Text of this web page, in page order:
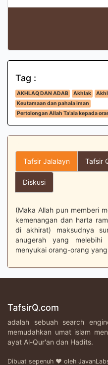
Tag :
AKHLAQ DAN ADAB Akhlak
Keutamaan dan pahala iman
Pertolongan Allah Ta'ala kepada
Tafsir Jalalayn Tafsir
Diskusi
(Maka Allah pun memberi
kemenangan dan harta
di akhirat) maksudnya
anugerah yang
menyukai orang-orang
TafsirQ.com
adalah sebuah search
memudahkan umat islam
ayat Al-Qur'an dan Hadits.
Dibuat sepenuh ♥ oleh